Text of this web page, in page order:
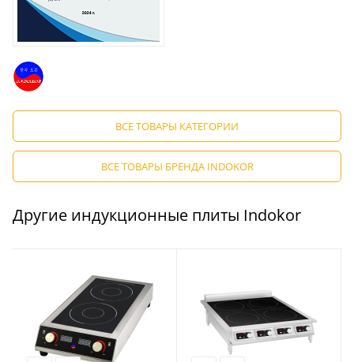
ВСЕ ТОВАРЫ КАТЕГОРИИ
ВСЕ ТОВАРЫ БРЕНДА INDOKOR
Другие индукционные плиты Indokor